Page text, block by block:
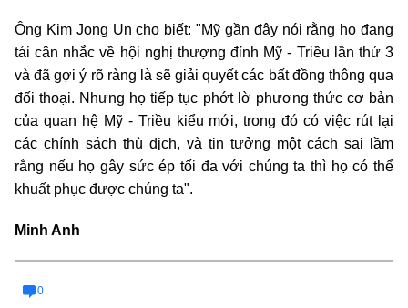
Ông Kim Jong Un cho biết: "Mỹ gần đây nói rằng họ đang
tái cân nhắc về hội nghị thượng đỉnh Mỹ - Triều lần thứ 3
và đã gợi ý rõ ràng là sẽ giải quyết các bất đồng thông qua
đối thoại. Nhưng họ tiếp tục phớt lờ phương thức cơ bản
của quan hệ Mỹ - Triều kiểu mới, trong đó có việc rút lại
các chính sách thù địch, và tin tưởng một cách sai lầm
rằng nếu họ gây sức ép tối đa với chúng ta thì họ có thể
khuất phục được chúng ta".
Minh Anh
0